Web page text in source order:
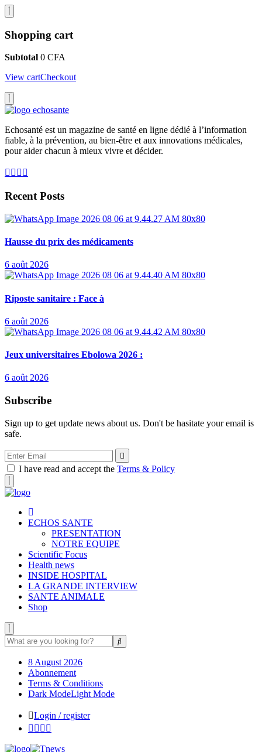
Shopping cart
Subtotal 0 CFA
View cartCheckout
Echosanté est un magazine de santé en ligne dédié à l’information
fiable, à la prévention, au bien-être et aux innovations médicales,
pour aider chacun à mieux vivre et décider.
Recent Posts
Hausse du prix des médicaments
6 août 2026
Riposte sanitaire : Face à
6 août 2026
Jeux universitaires Ebolowa 2026 :
6 août 2026
Subscribe
Sign up to get update news about us. Don't be hasitate your email is
safe.
I have read and accept the Terms & Policy
ECHOS SANTE
PRESENTATION
NOTRE EQUIPE
Scientific Focus
Health news
INSIDE HOSPITAL
LA GRANDE INTERVIEW
SANTE ANIMALE
Shop
8 August 2026
Abonnement
Terms & Conditions
Dark ModeLight Mode
Login / register